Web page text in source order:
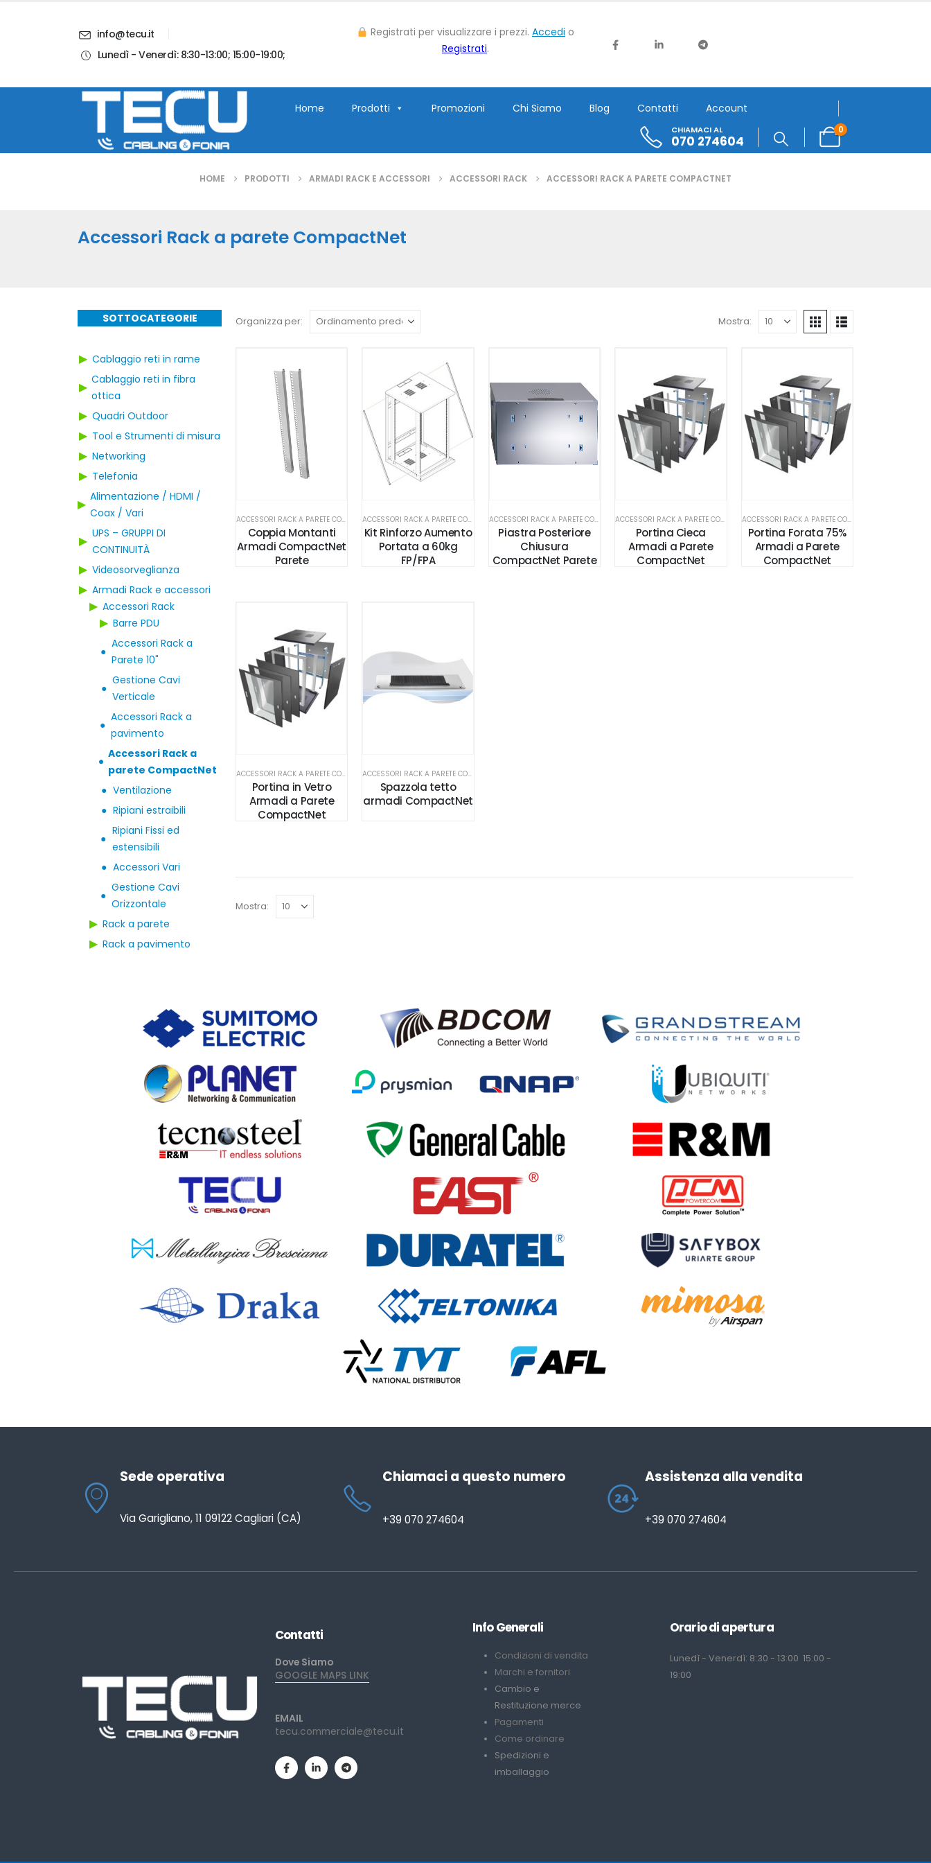
info@tecu.it
Lunedì - Venerdì: 8:30-13:00; 15:00-19:00;
Registrati per visualizzare i prezzi. Accedi o
Registrati.
Home Prodotti Promozioni Chi Siamo Blog Contatti Account
CHIAMACI AL
070 274604
0
HOME PRODOTTI ARMADI RACK E ACCESSORI ACCESSORI RACK ACCESSORI RACK A PARETE COMPACTNET
Accessori Rack a parete CompactNet
SOTTOCATEGORIE
▶ Cablaggio reti in rame
▶ Cablaggio reti in fibra
ottica
▶ Quadri Outdoor
▶ Tool e Strumenti di misura
▶ Networking
▶ Telefonia
▶ Alimentazione / HDMI /
Coax / Vari
▶ UPS – GRUPPI DI
CONTINUITÀ
▶ Videosorveglianza
▶ Armadi Rack e accessori
▶ Accessori Rack
▶ Barre PDU
●
Accessori Rack a
Parete 10"
●
Gestione Cavi
Verticale
●
Accessori Rack a
pavimento
●
Accessori Rack a
parete CompactNet
● Ventilazione
● Ripiani estraibili
●
Ripiani Fissi ed
estensibili
● Accessori Vari
●
Gestione Cavi
Orizzontale
▶ Rack a parete
▶ Rack a pavimento
Organizza per: Mostra:
ACCESSORI RACK A PARETE COMPACTNET
Coppia Montanti
Armadi CompactNet
Parete
ACCESSORI RACK A PARETE COMPACTNET
Kit Rinforzo Aumento
Portata a 60kg
FP/FPA
ACCESSORI RACK A PARETE COMPACTNET
Piastra Posteriore
Chiusura
CompactNet Parete
ACCESSORI RACK A PARETE COMPACTNET
Portina Cieca
Armadi a Parete
CompactNet
ACCESSORI RACK A PARETE COMPACTNET
Portina Forata 75%
Armadi a Parete
CompactNet
ACCESSORI RACK A PARETE COMPACTNET
Portina in Vetro
Armadi a Parete
CompactNet
ACCESSORI RACK A PARETE COMPACTNET
Spazzola tetto
armadi CompactNet
Mostra:
Sede operativa
Via Garigliano, 11 09122 Cagliari (CA)
Chiamaci a questo numero
+39 070 274604
Assistenza alla vendita
+39 070 274604
Contatti
Dove Siamo
GOOGLE MAPS LINK
EMAIL
tecu.commerciale@tecu.it
Info Generali
Condizioni di vendita
Marchi e fornitori
Cambio e
Restituzione merce
Pagamenti
Come ordinare
Spedizioni e
imballaggio
Orario di apertura
Lunedì - Venerdì: 8:30 - 13:00 15:00 -
19:00
Blog Contatti Account